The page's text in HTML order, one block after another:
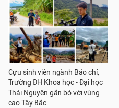
Cựu sinh viên ngành Báo chí,
Trường ĐH Khoa học - Đại học
Thái Nguyên gắn bó với vùng
cao Tây Bắc